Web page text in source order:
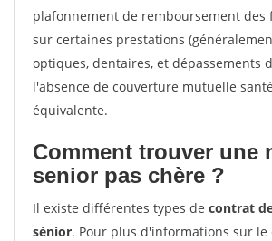
plafonnement de remboursement des
sur certaines prestations
optiques, dentaires, et dépassements
l'absence de couverture mutuelle
équivalente.
Comment trouver une
senior pas chère ?
Il existe différentes types de contrat
sénior. Pour plus d'informations sur le